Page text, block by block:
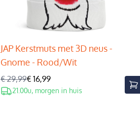
JAP Kerstmuts met 3D neus -
Gnome - Rood/Wit
€ 29,99€ 16,99
21.00u, morgen in huis